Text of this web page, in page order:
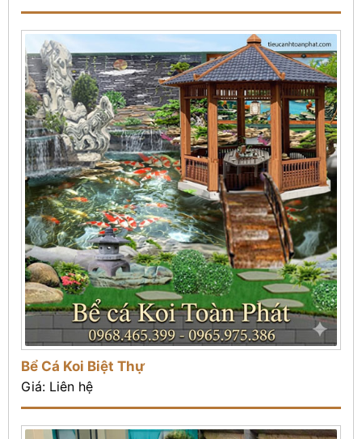
Bể Cá Koi Biệt Thự
Giá: Liên hệ